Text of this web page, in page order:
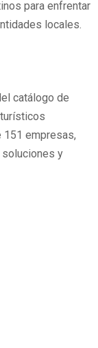
para enfrentar
locales.
catálogo de
empresas,
y